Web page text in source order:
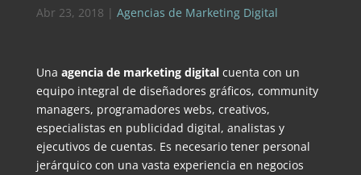
Abr 23, 2018 | Agencias de Marketing Digital
Una agencia de marketing digitalcuenta con un
equipo integral de diseñadores gráficos, community
managers, programadores webs, creativos,
especialistas en publicidad digital, analistas y
ejecutivos de cuentas. Es necesario tener personal
jerárquico con una vasta experiencia en negocios